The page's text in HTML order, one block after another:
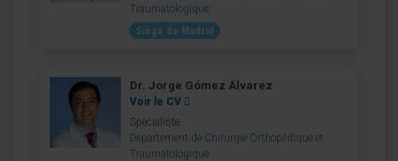
Traumatologique
Siège de Madrid
Dr. Jorge Gómez Álvarez
Voir le CV
Spécialiste
Département de Chirurgie Orthopédique et
Traumatologique